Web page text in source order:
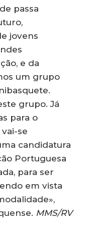
passa
jovens
e da
um grupo
grupo. Já
para o
se
candidatura
Portuguesa
para ser
em vista
MMS/RV